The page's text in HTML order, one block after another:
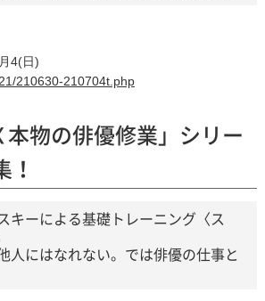
4(日)
210630-210704t.php
本物の俳優修業」シリー
キーによる基礎トレーニング〈ス
人にはなれない。では俳優の仕事と